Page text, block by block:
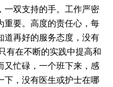
一双支持的手。工作严密
重要。高度的责任心，每
道再好的服务态度，没有
有在不断的实践中提高和
又忙碌，一个班下来，感
下，没有医生或护士在哪